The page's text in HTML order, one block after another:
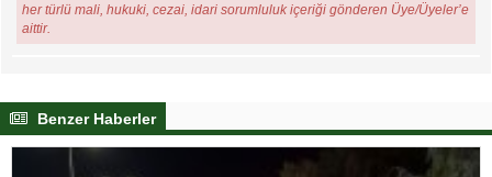
her türlü mali, hukuki, cezai, idari sorumluluk içeriği gönderen Üye/Üyeler’e
aittir.
Benzer Haberler